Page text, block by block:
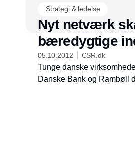
Strategi & ledelse
Nyt netværk
bæredygtige
05.10.2012 CSR.dk
Tunge danske
Danske Bank og Rambøll